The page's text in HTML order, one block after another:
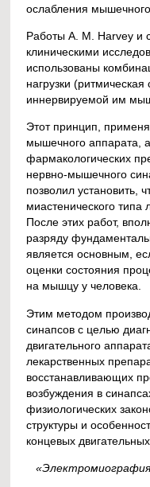
ослабления
Работы А. М. Harvey и
клиническими
использованы
нагрузки
иннервируемой им
Этот принцип,
мышечного аппарата,
фармакологических
нервно-мышечного
позволил установить,
миастенического типа
После этих работ,
разряду
является основным,
оценки состояния
на мышцу у человека.
Этим методом
синапсов с целью
двигательного
лекарственных
восстанавливающих
возбуждения в
физиологических
структуры и
концевых